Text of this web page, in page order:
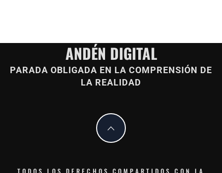
ANDÉN DIGITAL
PARADA OBLIGADA EN LA COMPRENSIÓN DE
LA REALIDAD
TODOS LOS DERECHOS COMPARTIDOS CON LA